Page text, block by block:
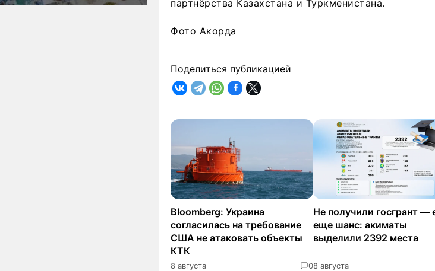
партнёрства Казахстана и Туркменистана.
Фото Акорда
Поделиться публикацией
Bloomberg: Украина
согласилась на требование
США не атаковать объекты
КТК
8 августа 0
Не получили госгрант —
еще шанс: акиматы
выделили 2392 места
8 августа